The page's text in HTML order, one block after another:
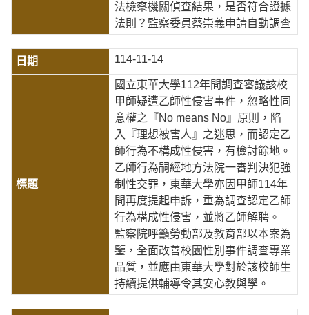
法檢察機關偵查結果，是否符合證據
法則？監察委員蔡崇義申請自動調查
114-11-14
國立東華大學112年間調查審議該校
甲師疑遭乙師性侵害事件，忽略性同
意權之『No means No』原則，陷
入『理想被害人』之迷思，而認定乙
師行為不構成性侵害，有檢討餘地。
乙師行為嗣經地方法院一審判決犯強
制性交罪，東華大學亦因甲師114年
間再度提起申訴，重為調查認定乙師
行為構成性侵害，並將乙師解聘。
監察院呼籲勞動部及教育部以本案為
鑒，全面改善校園性別事件調查專業
品質，並應由東華大學對於該校師生
持續提供輔導令其安心教與學。